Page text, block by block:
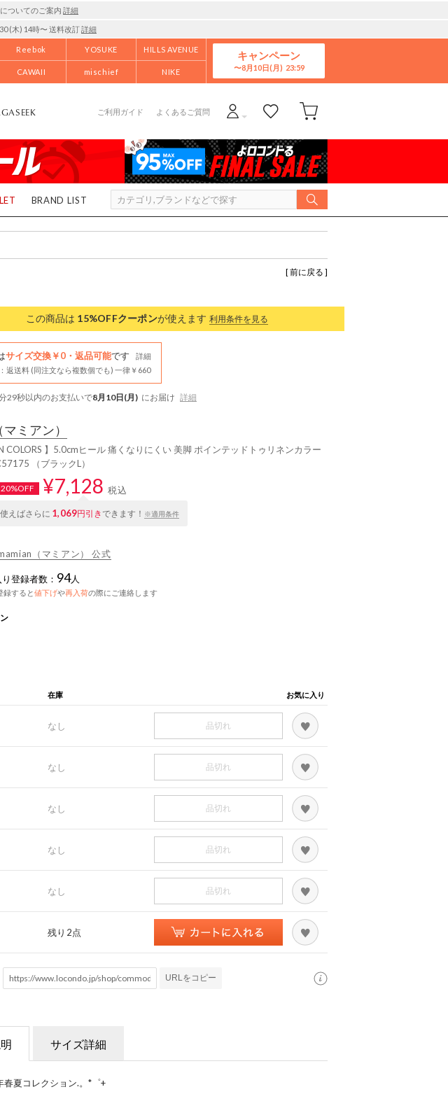
ついてのご案内 詳細
(木) 14時〜 送料改訂詳細
Reebok YOSUKE HILLS AVENUE
CAWAII mischief NIKE
キャンペーン
8月10日(月)
ご利用ガイド よくあるご質問
BRAND LIST
[ 前に戻る ]
この商品は 15%OFFクーポンが使えます 利用条件を見る
サイズ交換￥0・返品可能です
詳細
返送料 (同注文なら複数個でも) 一律￥660
28秒以内のお支払いで8月10日(月) にお届け 詳細
（マミアン）
COLORS 】5.0cmヒール 痛くなりにくい 美脚 ポインテッドトゥリネンカラー
（ブラックL）
20%OFF ¥7,128 税込
えばさらに 1,069円引きできます！ ※適用条件
（マミアン） 公式
登録者数： 94人
録すると値下げや再入荷の際にご連絡します
在庫 お気に入り
なし 品切れ
なし 品切れ
なし 品切れ
なし 品切れ
なし 品切れ
残り2点
URLをコピー
サイズ詳細
春夏コレクション.。*゜+